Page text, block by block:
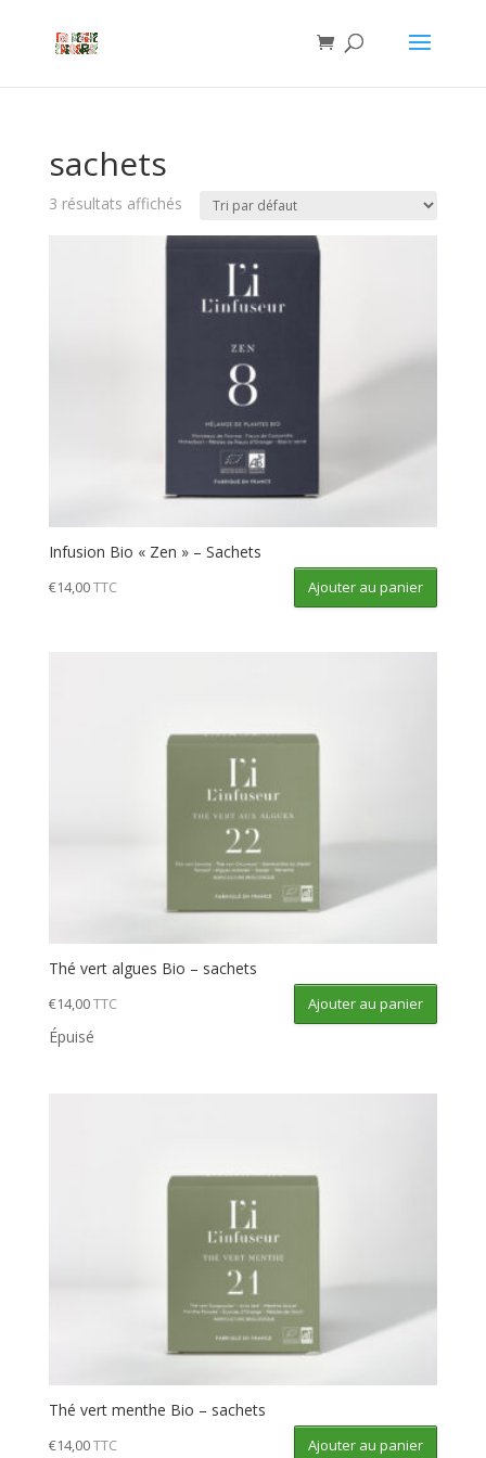
sachets
3 résultats affichés
Infusion Bio « Zen » – Sachets
€14,00TTC Ajouter au panier
Thé vert algues Bio – sachets
€14,00TTC Ajouter au panier
Épuisé
Thé vert menthe Bio – sachets
€14,00TTC Ajouter au panier